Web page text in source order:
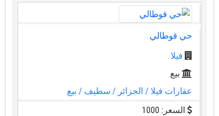
حي قوطالي
فيلا
بيع
عقارات فيلا/ الجزائر / سطيف/ بيع
السعر: 1000